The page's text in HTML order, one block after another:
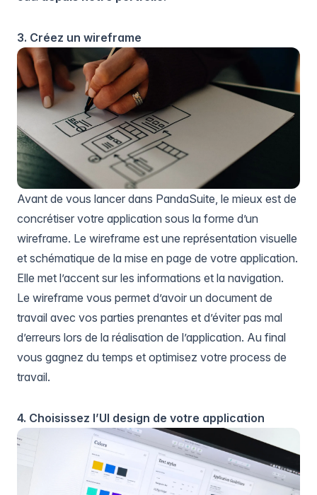
3. Créez un wireframe
Avant de vous lancer dans PandaSuite, le mieux est de
concrétiser votre application sous la forme d’un
wireframe. Le wireframe est une représentation visuelle
et schématique de la mise en page de votre application.
Elle met l’accent sur les informations et la navigation.
Le wireframe vous permet d’avoir un document de
travail avec vos parties prenantes et d’éviter pas mal
d’erreurs lors de la réalisation de l’application. Au final
vous gagnez du temps et optimisez votre process de
travail.
4. Choisissez l’UI design de votre application